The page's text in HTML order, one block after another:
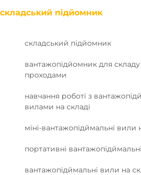
складський підйомник
складський підйомник
вантажопідйомник для
проходами
навчання роботі з
вилами на складі
міні-вантажопідймальні вили
портативні
вантажопідймальні вили на